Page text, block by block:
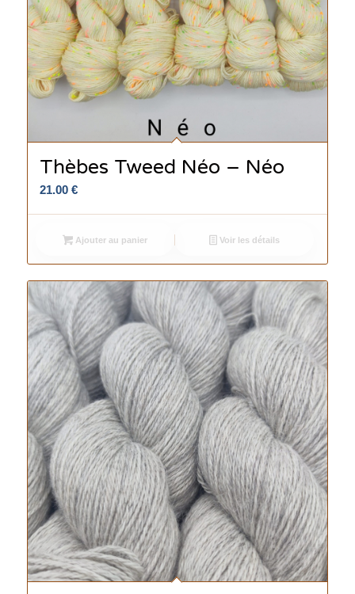
Thèbes Tweed Néo – Néo
21.00 €
Ajouter au panier Voir les détails